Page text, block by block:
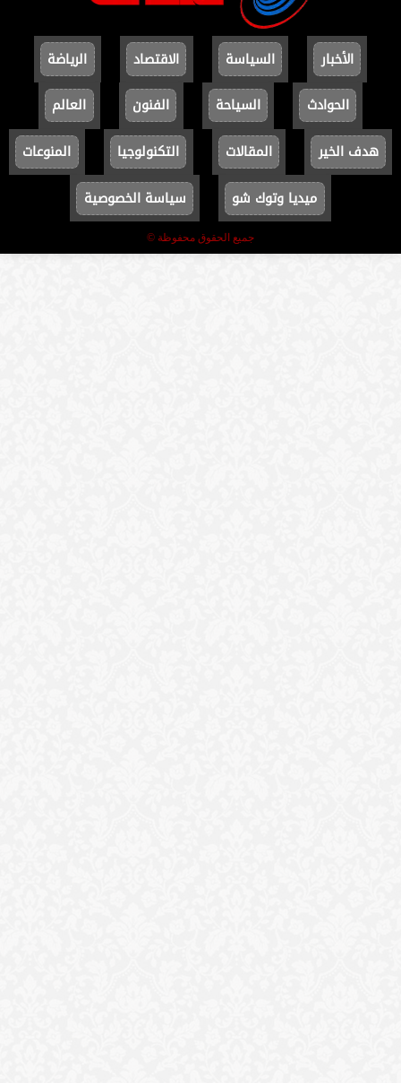
الأخبار السياسة الاقتصاد
الرياضة
الحوادث
السياحة الفنون
العالم
هدف الخير
المقالات التكنولوجيا
المنوعات
ميديا وتوك شو
سياسة الخصوصية
جميع الحقوق محفوظة ©